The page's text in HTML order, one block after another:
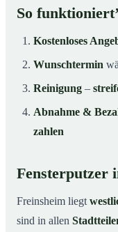
So
Kostenloses
Wunschtermin
Reinigung –
Abnahme &
zahlen
Fensterputzer
Freinsheim liegt
sind in allen